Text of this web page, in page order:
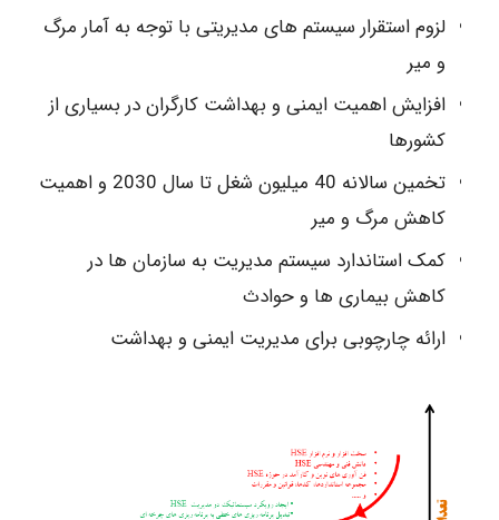
لزوم استقرار سیستم های مدیریتی با توجه به آمار مرگ
و میر
افزایش اهمیت ایمنی و بهداشت کارگران در بسیاری از
کشورها
تخمین سالانه 40 میلیون شغل تا سال 2030 و اهمیت
کاهش مرگ و میر
کمک استاندارد سیستم مدیریت به سازمان ها در
کاهش بیماری ها و حوادث
ارائه چارچوبی برای مدیریت ایمنی و بهداشت